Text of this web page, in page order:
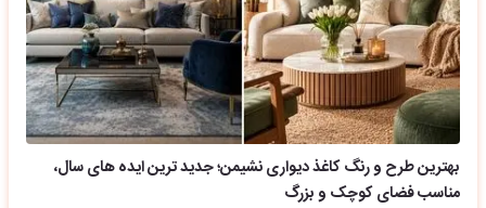
بهترین طرح و رنگ کاغذ دیواری نشیمن؛ جدید ترین ایده های سال،
مناسب فضای کوچک و بزرگ